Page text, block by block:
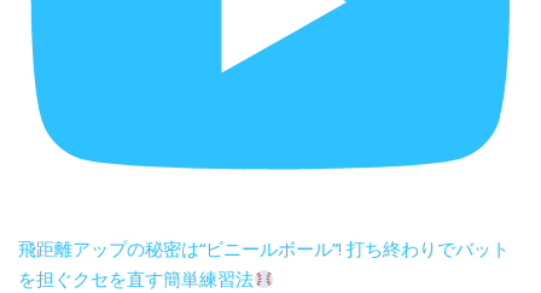
飛距離アップの秘密は“ビニールボール”! 打ち終わりでバット
を担ぐクセを直す簡単練習法